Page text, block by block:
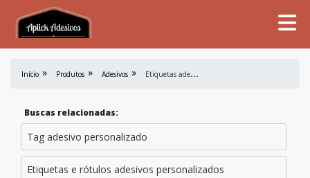
Início Produtos Adesivos E
tiquetas adesivas preço
Buscas relacionadas:
Tag adesivo personalizado
Etiquetas e rótulos adesivos personalizados